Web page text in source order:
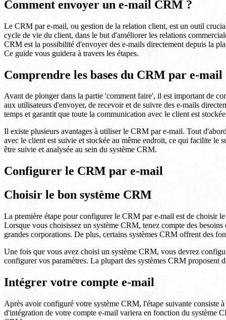
Comment envoyer un e-mail CRM ?
Le CRM par e-mail, ou gestion de la relation client, est un outil
cycle de vie du client, dans le but d'améliorer les relations
CRM est la possibilité d'envoyer des e-mails directement depuis la
Ce guide vous guidera à travers les étapes.
Comprendre les bases du CRM par e-mail
Avant de plonger dans la partie 'comment faire', il est important de
aux utilisateurs d'envoyer, de recevoir et de suivre des e-mails
temps et garantit que toute la communication avec le client est
Il existe plusieurs avantages à utiliser le CRM par e-mail. Tout
avec le client est suivie et stockée au même endroit, ce qui facilite le
être suivie et analysée au sein du système CRM.
Configurer le CRM par e-mail
Choisir le bon système CRM
La première étape pour configurer le CRM par e-mail est de choisir
Lorsque vous choisissez un système CRM, tenez compte des
grandes corporations. De plus, certains systèmes CRM offrent des
Une fois que vous avez choisi un système CRM, vous devrez
configurer vos paramètres. La plupart des systèmes CRM proposent
Intégrer votre compte e-mail
Après avoir configuré votre système CRM, l'étape suivante consiste
d'intégration de votre compte e-mail variera en fonction du système